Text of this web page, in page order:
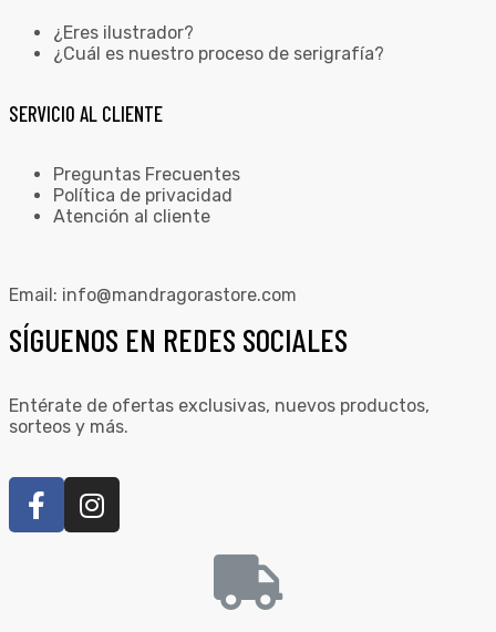
¿Eres ilustrador?
¿Cuál es nuestro proceso de serigrafía?
SERVICIO AL CLIENTE
Preguntas Frecuentes
Política de privacidad
Atención al cliente
Email: info@mandragorastore.com
SÍGUENOS EN REDES SOCIALES
Entérate de ofertas exclusivas, nuevos productos,
sorteos y más.